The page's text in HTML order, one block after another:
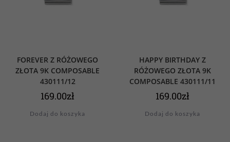
FOREVER Z RÓŻOWEGO
ZŁOTA 9K COMPOSABLE
430111/12
169.00zł
Dodaj do koszyka
HAPPY BIRTHDAY Z
RÓŻOWEGO ZŁOTA 9K
COMPOSABLE 430111/11
169.00zł
Dodaj do koszyka